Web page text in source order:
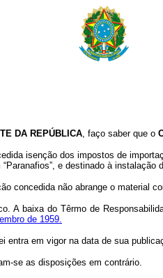
DA REPÚBLICA, faço saber que o
isenção dos impostos de
“Paranafios”, e destinado à instalação
concedida não abrange o material
A baixa do Têrmo de
de 1959.
entra em vigor na data de sua
se as disposições em contrário.